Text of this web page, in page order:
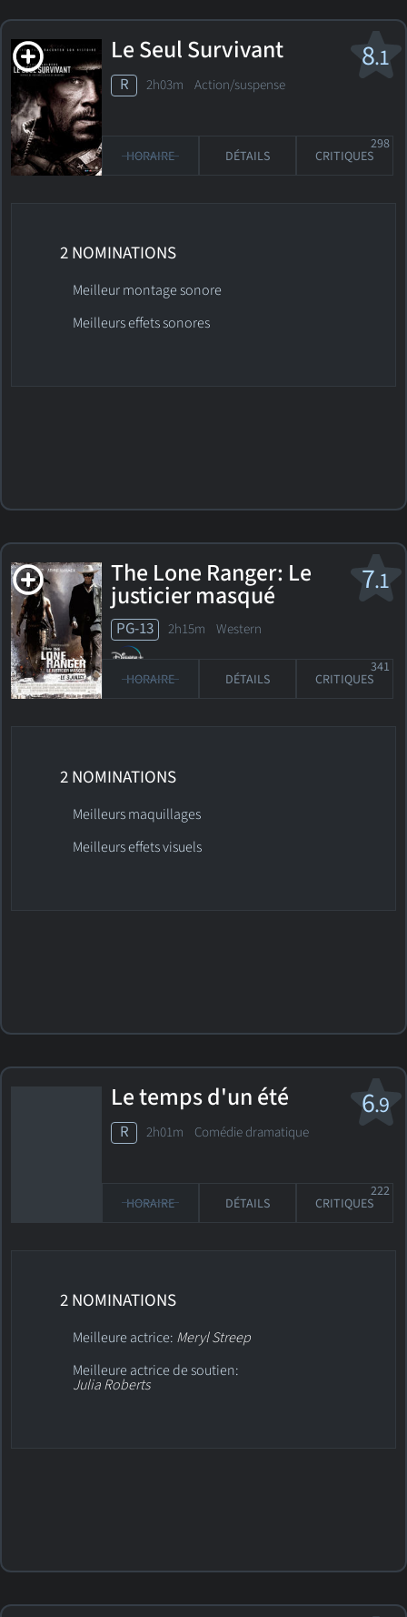
8.1
Le Seul Survivant
R 2h03m Action/suspense
HORAIRE DÉTAILS CRITIQUES
298
2 NOMINATIONS
Meilleur montage sonore
Meilleurs effets sonores
7.1
The Lone Ranger: Le
justicier masqué
PG-13 2h15m Western
HORAIRE DÉTAILS CRITIQUES
341
2 NOMINATIONS
Meilleurs maquillages
Meilleurs effets visuels
6.9
Le temps d'un été
R 2h01m Comédie dramatique
HORAIRE DÉTAILS CRITIQUES
222
2 NOMINATIONS
Meilleure actrice: Meryl Streep
Meilleure actrice de soutien:
Julia Roberts